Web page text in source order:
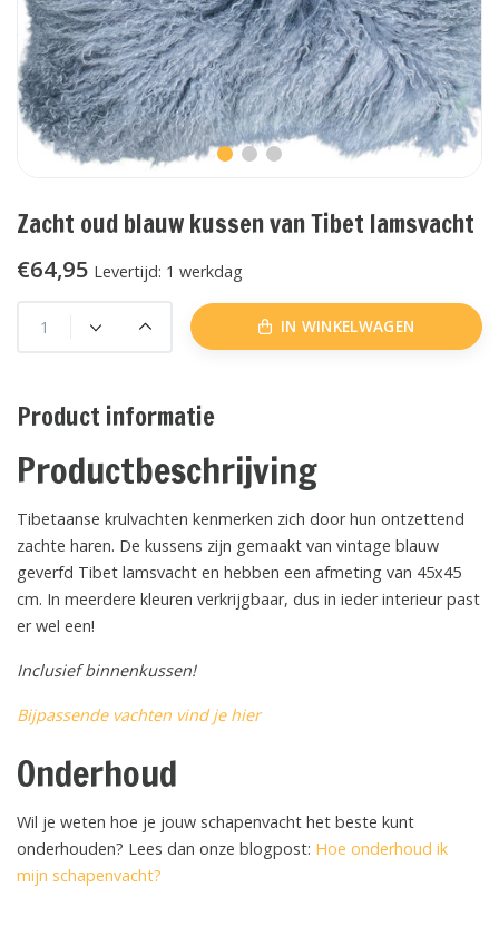
Zacht oud blauw kussen van Tibet lamsvacht
€64,95 Levertijd: 1 werkdag
IN WINKELWAGEN
Product informatie
Productbeschrijving
Tibetaanse krulvachten kenmerken zich door hun ontzettend
zachte haren. De kussens zijn gemaakt van vintage blauw
geverfd Tibet lamsvacht en hebben een afmeting van 45x45
cm. In meerdere kleuren verkrijgbaar, dus in ieder interieur past
er wel een!
Inclusief binnenkussen!
Bijpassende vachten vind je hier
Onderhoud
Wil je weten hoe je jouw schapenvacht het beste kunt
onderhouden? Lees dan onze blogpost: Hoe onderhoud ik
mijn schapenvacht?